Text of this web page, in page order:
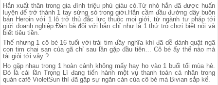
Hắn xuất thân trong gia đình triệu phú giàu có.Từ nhỏ hắn đã được huấn
luyện để trở thành 1 tay sừng sỏ trong giới.Hắn cầm đầu đường dây buôn
bán Heroin với 1 lô trở thủ đắc lực thuộc mọi giới, từ ngành tư pháp tới
giới doanh nghiệp.Đàn bà đối với hắn chỉ như là 1 thứ trò chơi biết nói và
biết tiêu tiền.
Thế nhưng 1 cô bé 16 tuổi với trái tim đầy nghĩa khí đã dễ dành quật ngã
con tim chai sạn của gã chỉ sau lần gặp đầu tiên… Cô bé ấy thế nào mà
tài giỏi tới vậy ?
Họ gặp nhau trong 1 hoàn cảnh không mấy hay ho vào 1 buổi tối mùa hè.
Đó là cái lần Trọng Lì đang tiến hành một vụ thanh toán cá nhân trong
quán cafê VioletSun thì đã gặp sự ngăn cản của cô bé mà Bivian sắp kể.